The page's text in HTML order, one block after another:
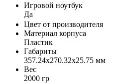
Игровой ноутбук
Да
Цвет от производителя
Материал корпуса
Пластик
Габариты
357.24x270.32x25.75 мм
Вес
2000 гр